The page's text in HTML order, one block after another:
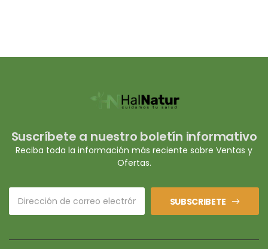
Suscríbete a nuestro boletín informativo
Reciba toda la información más reciente sobre Ventas y
Ofertas.
SUBSCRIBETE